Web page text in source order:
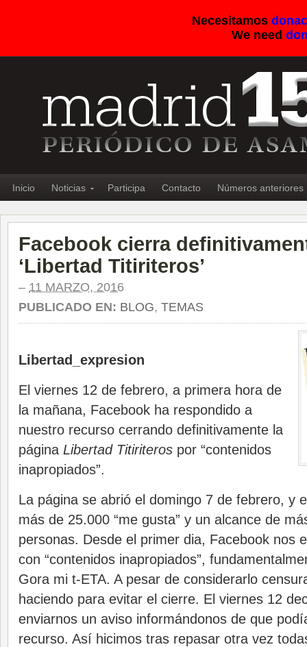
Necesitamos
We need
Inicio Noticias Participa Contacto Números anteriores
Facebook cierra
‘Libertad Titiriteros’
– 11 MARZO, 2016
PUBLICADO EN: BLOG, TEMAS
Libertad_expresion
El viernes 12 de febrero, a primera hora de
la mañana, Facebook ha respondido a
nuestro recurso cerrando definitivamente la
página Libertad Titiriteros por “contenidos
inapropiados”.
La página se abrió el domingo 7 de febrero, y
más de 25.000 “me gusta” y un alcance de
personas. Desde el primer dia, Facebook nos
con “contenidos inapropiados”,
Gora mi t-ETA. A pesar de considerarlo
haciendo para evitar el cierre. El viernes 12
enviarnos un aviso informándonos de que
recurso. Así hicimos tras repasar otra vez